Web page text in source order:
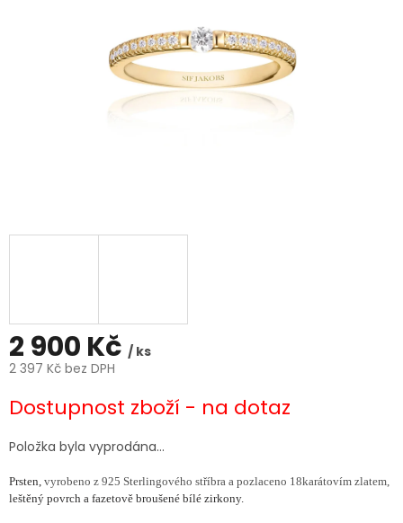
2 900 Kč / ks
2 397 Kč bez DPH
cena:
Dostupnost zboží - na dotaz
Položka byla vyprodána…
Prsten, vyrobeno z 925 Sterlingového stříbra a pozlaceno 18karátovím zlatem,
leštěný povrch a fazetově broušené bílé zirkony.